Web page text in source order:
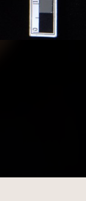
本(CC BY-NC 3.0 TW +)